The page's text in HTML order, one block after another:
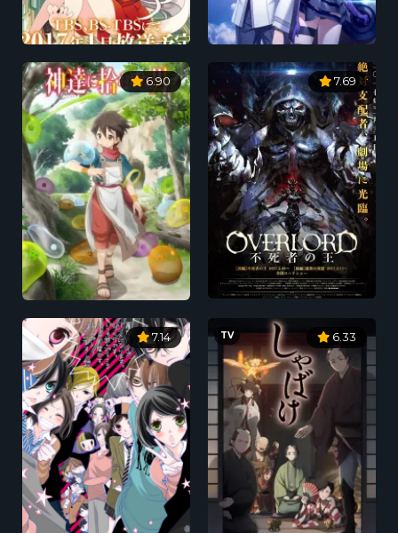
7.69
6.90
6.33
TV
7.14